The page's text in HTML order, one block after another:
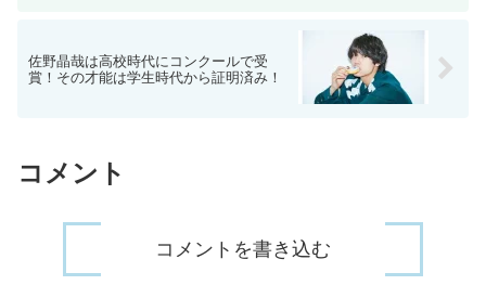
佐野晶哉は高校時代にコンクールで受
賞！その才能は学生時代から証明済み！
コメント
コメントを書き込む